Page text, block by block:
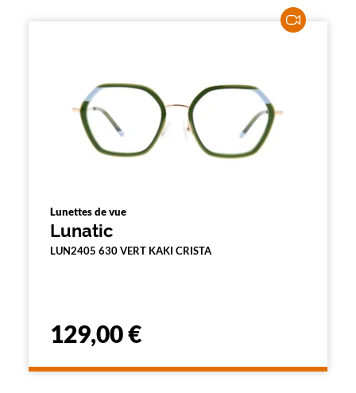
Lunettes de vue
Lunatic
LUN2405 630 VERT KAKI CRISTA
129,00 €